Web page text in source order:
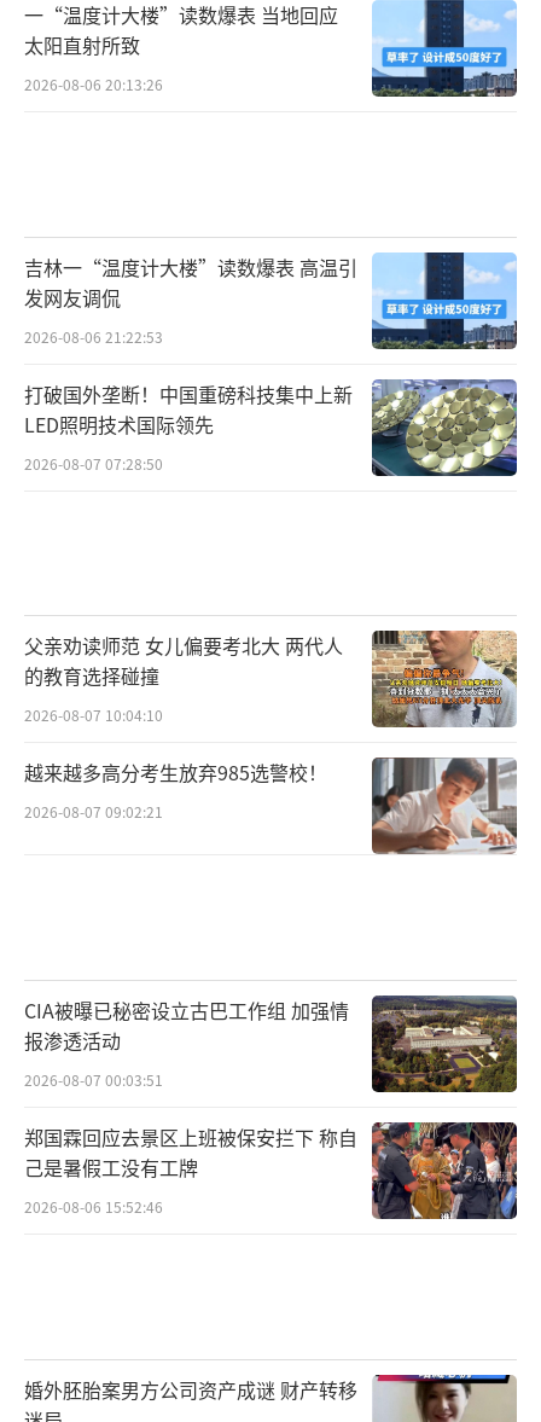
一“温度计大楼”读数爆表 当地回应
太阳直射所致
2026-08-06 20:13:26
吉林一“温度计大楼”读数爆表 高温引
发网友调侃
2026-08-06 21:22:53
打破国外垄断！中国重磅科技集中上新
LED照明技术国际领先
2026-08-07 07:28:50
父亲劝读师范 女儿偏要考北大 两代人
的教育选择碰撞
2026-08-07 10:04:10
越来越多高分考生放弃985选警校！
2026-08-07 09:02:21
CIA被曝已秘密设立古巴工作组 加强情
报渗透活动
2026-08-07 00:03:51
郑国霖回应去景区上班被保安拦下 称自
己是暑假工没有工牌
2026-08-06 15:52:46
婚外胚胎案男方公司资产成谜 财产转移